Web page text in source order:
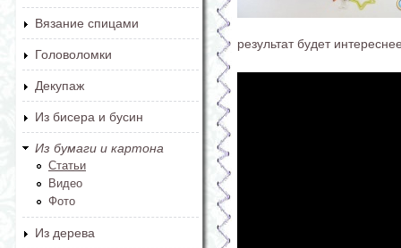
Вязание спицами
Головоломки
Декупаж
Из бисера и бусин
Из бумаги и картона
Статьи
Видео
Фото
Из дерева
результат будет